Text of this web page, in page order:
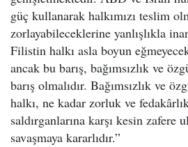
güç kullanarak halkımızı teslim
zorlayabileceklerine yanlışlıkla
Filistin halkı asla boyun
ancak bu barış, bağımsızlık ve
barış olmalıdır. Bağımsızlık ve
halkı, ne kadar zorluk ve
saldırganlarına karşı kesin zafere
savaşmaya kararlıdır.”